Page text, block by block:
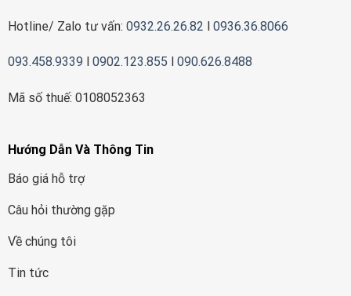
Hotline/ Zalo tư vấn: 0932.26.26.82 l 0936.36.8066
093.458.9339 0902.123.855 090.626.8488
Mã số thuế: 0108052363
Hướng Dẫn Và Thông Tin
Báo giá hỗ trợ
Câu hỏi thường gặp
Về chúng tôi
Tin tức